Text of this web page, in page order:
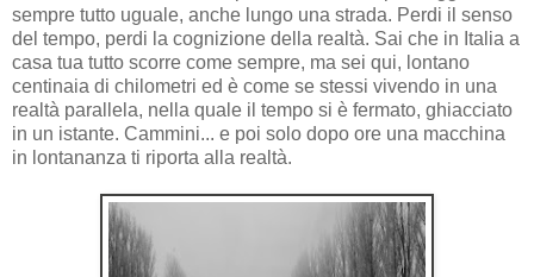
sempre tutto uguale, anche lungo una strada. Perdi il senso
del tempo, perdi la cognizione della realtà. Sai che in Italia a
casa tua tutto scorre come sempre, ma sei qui, lontano
centinaia di chilometri ed è come se stessi vivendo in una
realtà parallela, nella quale il tempo si è fermato, ghiacciato
in un istante. Cammini... e poi solo dopo ore una macchina
in lontananza ti riporta alla realtà.